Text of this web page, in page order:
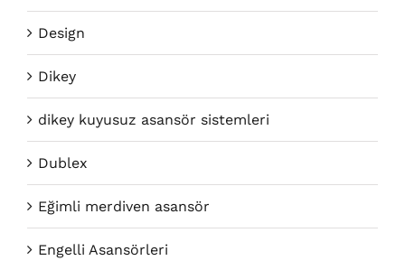
Design
Dikey
dikey kuyusuz asansör sistemleri
Dublex
Eğimli merdiven asansör
Engelli Asansörleri